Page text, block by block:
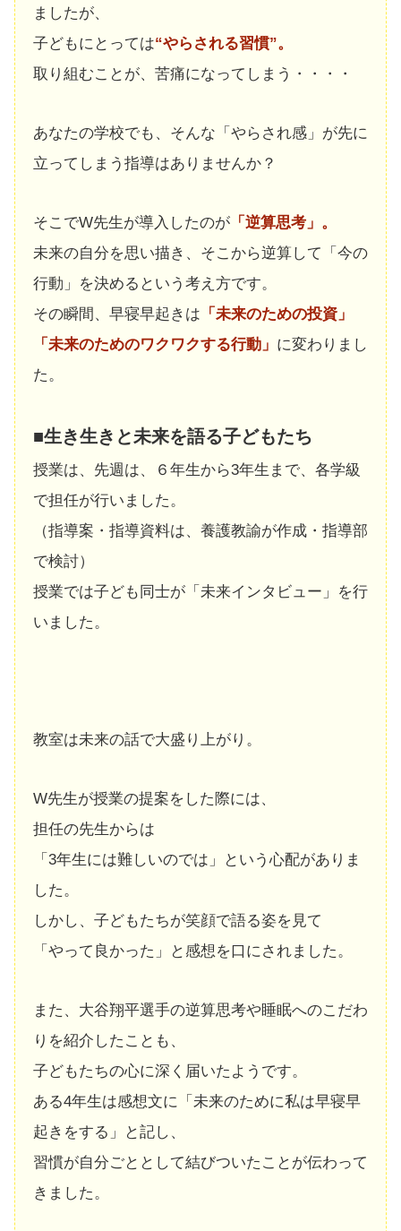
ましたが、
子どもにとっては“やらされる習慣”。
取り組むことが、苦痛になってしまう・・・・
あなたの学校でも、そんな「やらされ感」が先に
立ってしまう指導はありませんか？
そこでW先生が導入したのが 「逆算思考」。
未来の自分を思い描き、そこから逆算して「今の
行動」を決めるという考え方です。
その瞬間、早寝早起きは 「未来のための投資」
「未来のためのワクワクする行動」 に変わりまし
た。
■生き生きと未来を語る子どもたち
授業は、先週は、６年生から3年生まで、各学級
で担任が行いました。
（指導案・指導資料は、養護教諭が作成・指導部
で検討）
授業では子ども同士が「未来インタビュー」を行
いました。
教室は未来の話で大盛り上がり。
W先生が授業の提案をした際には、
担任の先生からは
「3年生には難しいのでは」という心配がありま
した。
しかし、子どもたちが笑顔で語る姿を見て
「やって良かった」と感想を口にされました。
また、大谷翔平選手の逆算思考や睡眠へのこだわ
りを紹介したことも、
子どもたちの心に深く届いたようです。
ある4年生は感想文に「未来のために私は早寝早
起きをする」と記し、
習慣が自分ごととして結びついたことが伝わって
きました。